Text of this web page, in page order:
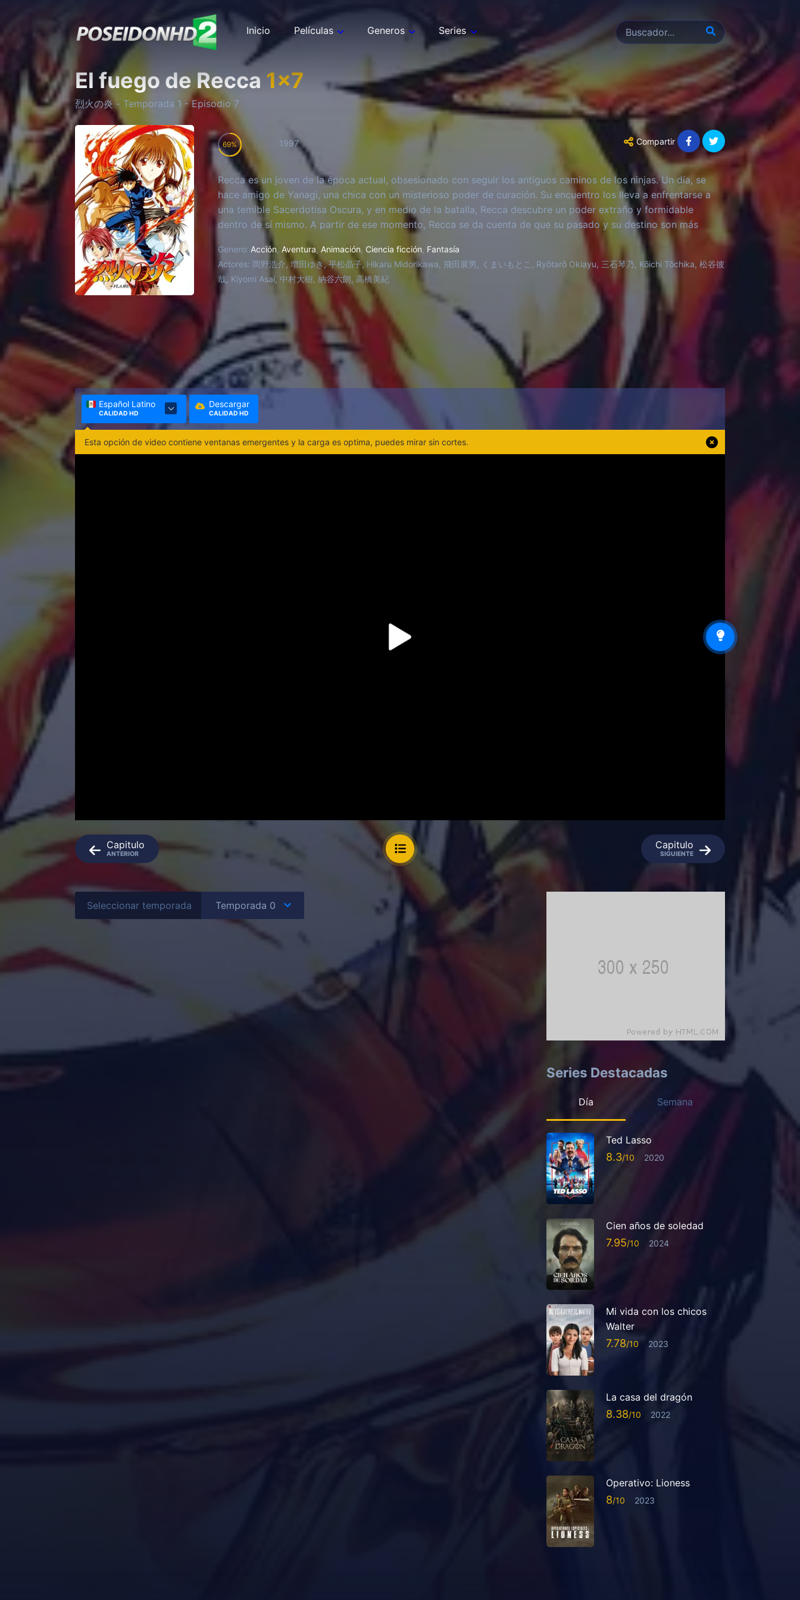
Inicio Películas Generos Series
El fuego de Recca 1x7
烈火の炎- Temporada 1 - Episodio7
69 1997 Compartir
Recca es un joven de la época actual, obsesionado con seguir los antiguos caminos de los ninjas. Un día, se
hace amigo de Yanagi, una chica con un misterioso poder de curación. Su encuentro los lleva a enfrentarse a
una temible Sacerdotisa Oscura, y en medio de la batalla, Recca descubre un poder extraño y formidable
dentro de sí mismo. A partir de ese momento, Recca se da cuenta de que su pasado y su destino son más
complejos de lo que jamás imaginó. No solo debe enfrentar a otros individuos con poderes únicos que también
practican el camino del ninja, sino que también debe desentrañar los secretos ocultos de su propia historia.
Mientras Recca y Yanagi luchan por entender y controlar sus habilidades, se ven envueltos en un mundo de
intrigas, rivalidades y peligros constantes. ¿Podrán superar los obstáculos y descubrir la verdad sobre sus
destinos, o sucumbirán a las fuerzas oscuras que amenazan con destruirlos?
Genero: Acción, Aventura, Animación, Ciencia ficción, Fantasía
Actores: 岡野浩介, 増田ゆき, 平松晶子, Hikaru Midorikawa, 飛田展男, くまいもとこ, Ryōtarō Okiayu, 三石琴乃, Kōichi Tōchika, 松谷彼
哉, Kiyomi Asai, 中村大樹, 納谷六朗, 高橋美紀
Español Latino
CALIDAD HD
Descargar
CALIDAD HD
Esta opción de video contiene ventanas emergentes y la carga es optima, puedes mirar sin cortes.
Capitulo
ANTERIOR
Capitulo
SIGUIENTE
Seleccionar temporada
Series Destacadas
Día Semana
Ted Lasso
8.3 2020
Cien años de soledad
7.95 2024
Mi vida con los chicos
Walter
7.78 2023
La casa del dragón
8.38 2022
Operativo: Lioness
8 2023